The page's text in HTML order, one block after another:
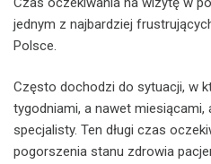
jednym z najbardziej
Polsce.
Często dochodzi do sytuacji, w
tygodniami, a nawet miesiącami,
specjalisty. Ten długi czas
pogorszenia stanu zdrowia